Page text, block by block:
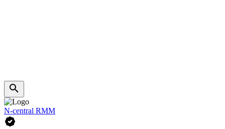
N-central RMM